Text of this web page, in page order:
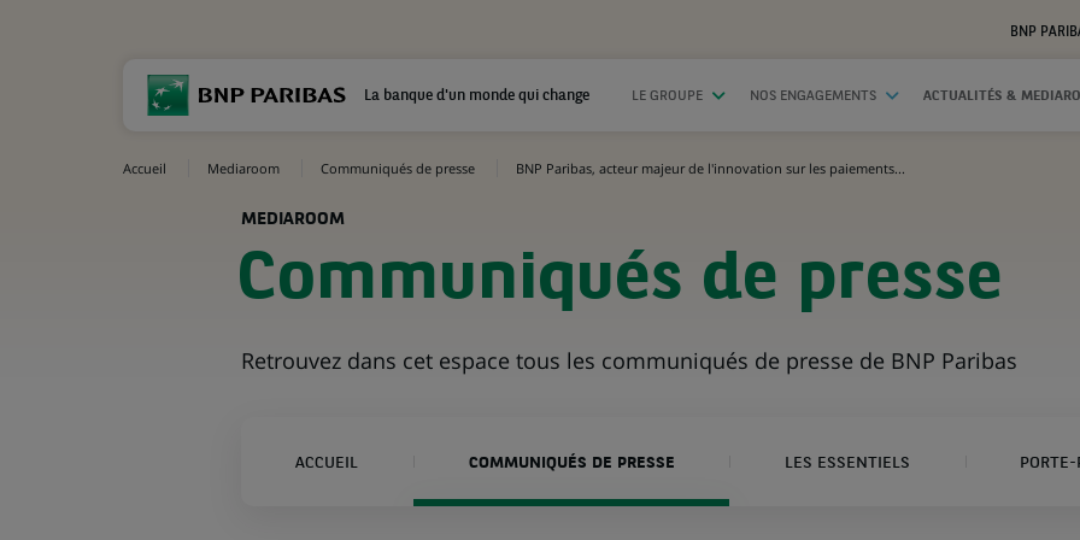
BNP
La banque d'un monde qui change LE GROUPE NOS ENGAGEMENTS ACTUALITÉS &
Accueil Mediaroom Communiqués de presse BNP Paribas, acteur majeur de l'innovation sur les paiements...
MEDIAROOM
Communiqués de presse
Retrouvez dans cet espace tous les communiqués de presse de BNP Paribas
ACCUEIL COMMUNIQUÉS DE PRESSE LES ESSENTIELS PORTE-